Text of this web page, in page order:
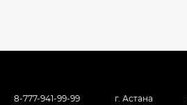
Quick №6
25 000 T
8-777-941-99-99 г. Астана